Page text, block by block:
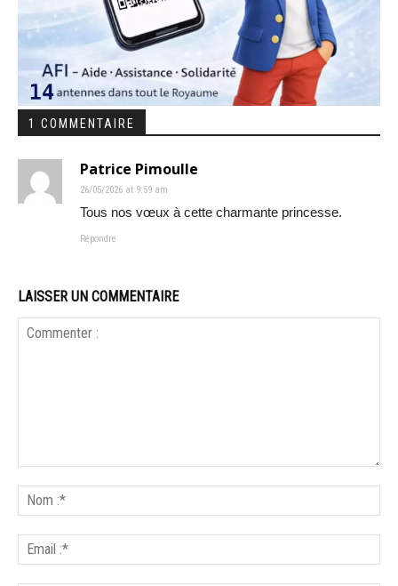
1 COMMENTAIRE
Patrice Pimoulle
26/05/2026 at 9:59 am
Tous nos vœux à cette charmante princesse.
Répondre
LAISSER UN COMMENTAIRE